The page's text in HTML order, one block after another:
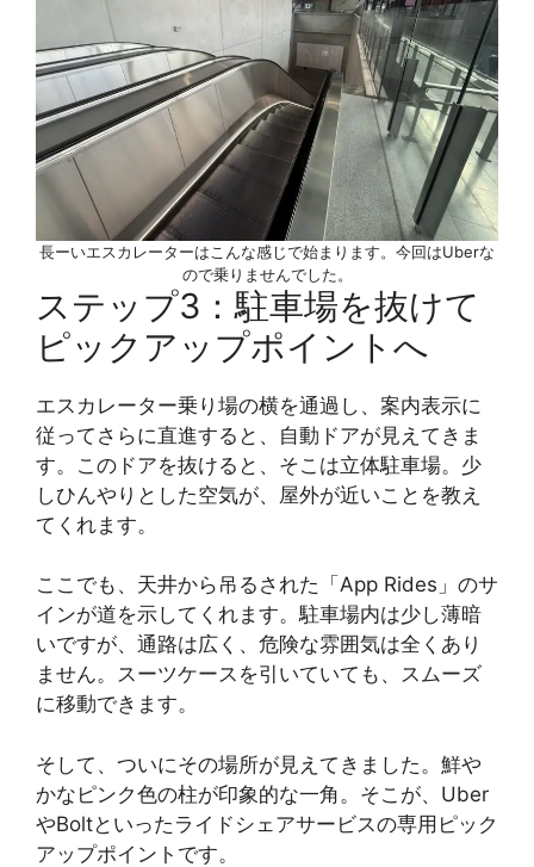
長ーいエスカレーターはこんな感じで始まります。今回はUberな
ので乗りませんでした。
ステップ3：駐車場を抜けて
ピックアップポイントへ
エスカレーター乗り場の横を通過し、案内表示に
従ってさらに直進すると、自動ドアが見えてきま
す。このドアを抜けると、そこは立体駐車場。少
しひんやりとした空気が、屋外が近いことを教え
てくれます。
ここでも、天井から吊るされた「App Rides」のサ
インが道を示してくれます。駐車場内は少し薄暗
いですが、通路は広く、危険な雰囲気は全くあり
ません。スーツケースを引いていても、スムーズ
に移動できます。
そして、ついにその場所が見えてきました。鮮や
かなピンク色の柱が印象的な一角。そこが、Uber
やBoltといったライドシェアサービスの専用ピック
アップポイントです。